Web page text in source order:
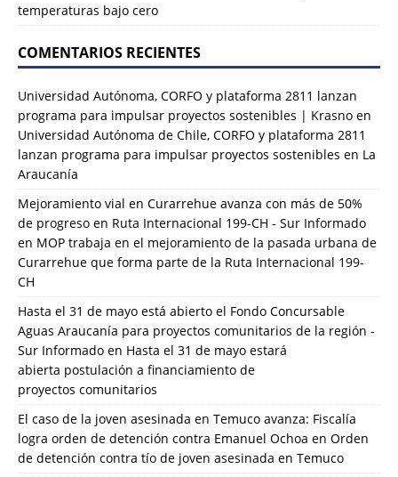
temperaturas bajo cero
COMENTARIOS RECIENTES
Universidad Autónoma, CORFO y plataforma 2811 lanzan
programa para impulsar proyectos sostenibles | Krasno en
Universidad Autónoma de Chile, CORFO y plataforma 2811
lanzan programa para impulsar proyectos sostenibles en La
Araucanía
Mejoramiento vial en Curarrehue avanza con más de 50%
de progreso en Ruta Internacional 199-CH - Sur Informado
en MOP trabaja en el mejoramiento de la pasada urbana de
Curarrehue que forma parte de la Ruta Internacional 199-
CH
Hasta el 31 de mayo está abierto el Fondo Concursable
Aguas Araucanía para proyectos comunitarios de la región -
Sur Informado en Hasta el 31 de mayo estará
abierta postulación a financiamiento de
proyectos comunitarios
El caso de la joven asesinada en Temuco avanza: Fiscalía
logra orden de detención contra Emanuel Ochoa en Orden
de detención contra tío de joven asesinada en Temuco